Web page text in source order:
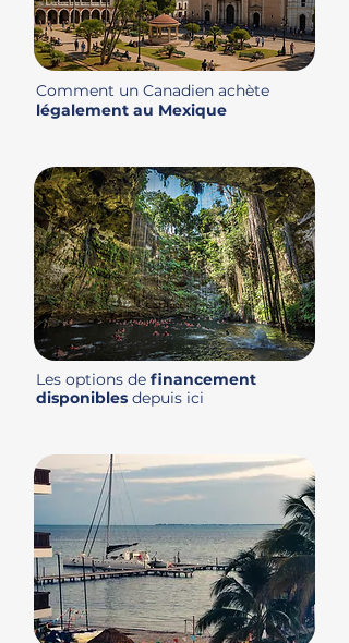
Comment un Canadien achète
légalement au Mexique
Les options de financement
disponibles depuis ici